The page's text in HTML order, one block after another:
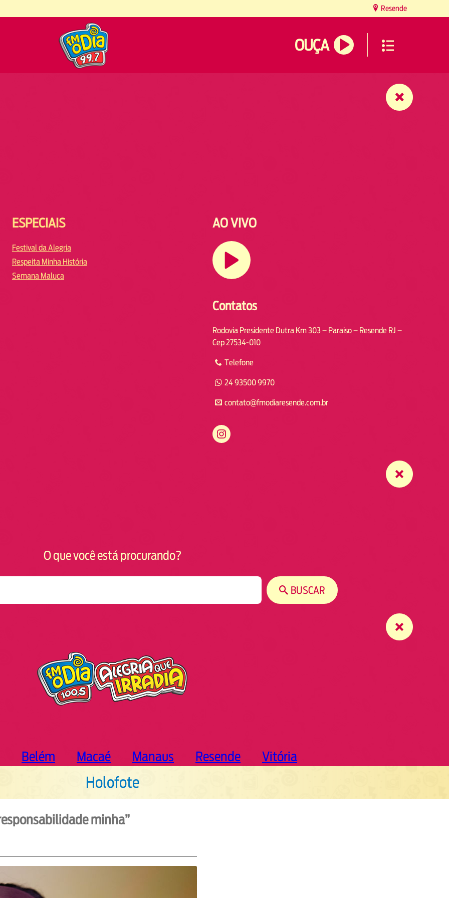
Resende
OUÇA
ESPECIAIS
Festival da Alegria
Respeita Minha História
Semana Maluca
AO VIVO
Contatos
Rodovia Presidente Dutra Km 303 – Paraiso – Resende RJ –
Cep 27534-010
Telefone
24 93500 9970
contato@fmodiaresende.com.br
https://www.instagram.com/fmodiaresende
O que você está procurando?
BUSCAR
Belém Macaé Manaus Resende Vitória
Holofote
minha”